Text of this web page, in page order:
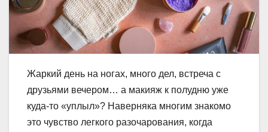
Жаркий день на ногах, много дел, встреча с
друзьями вечером… а макияж к полудню уже
куда-то «уплыл»? Наверняка многим знакомо
это чувство легкого разочарования, когда